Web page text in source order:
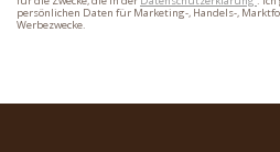
persönlichen Daten für Marketing-, Handels-,
Werbezwecke.